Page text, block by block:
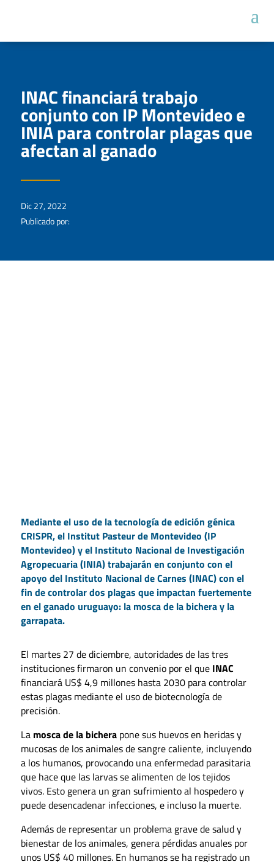
INAC financiará trabajo
conjunto con IP Montevideo e
INIA para controlar plagas que
afectan al ganado
Dic 27, 2022
Publicado por:
Mediante el uso de la tecnología de edición génica
CRISPR, el Institut Pasteur de Montevideo (IP
Montevideo) y el Instituto Nacional de Investigación
Agropecuaria (INIA) trabajarán en conjunto con el
apoyo del Instituto Nacional de Carnes (INAC) con el
fin de controlar dos plagas que impactan fuertemente
en el ganado uruguayo: la mosca de la bichera y la
garrapata.
El martes 27 de diciembre, autoridades de las tres
instituciones firmaron un convenio por el que INAC
financiará US$ 4,9 millones hasta 2030 para controlar
estas plagas mediante el uso de biotecnología de
precisión.
La mosca de la bicherapone sus huevos en heridas y
mucosas de los animales de sangre caliente, incluyendo
a los humanos, provocando una enfermedad parasitaria
que hace que las larvas se alimenten de los tejidos
vivos. Esto genera un gran sufrimiento al hospedero y
puede desencadenar infecciones, e incluso la muerte.
Además de representar un problema grave de salud y
bienestar de los animales, genera pérdidas anuales por
unos US$ 40 millones. En humanos se ha registrado un